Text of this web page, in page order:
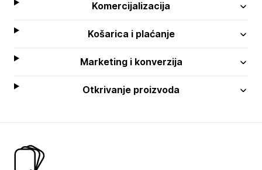
Komercijalizacija
Košarica i plaćanje
Marketing i konverzija
Otkrivanje proizvoda